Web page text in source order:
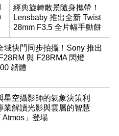
經典旋轉散景隨身攜帶！
Lensbaby 推出全新 Twist
28mm F3.5 全片幅手動餅
乾鏡
域快門同步拍攝！Sony 推出
與 F28RMA 閃燈
韌體
星空攝影師的氣象決策利
業解讀光影與雲層的智慧
Atmos」登場